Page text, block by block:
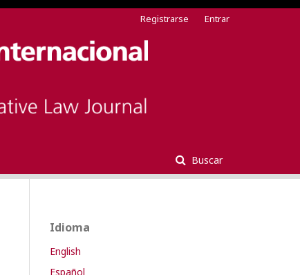
Buscar
Registrarse Entrar
Idioma
English
Español